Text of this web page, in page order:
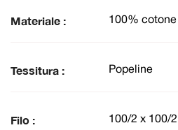
Materiale : 100% cotone
Tessitura : Popeline
Filo : 100/2 x 100/2